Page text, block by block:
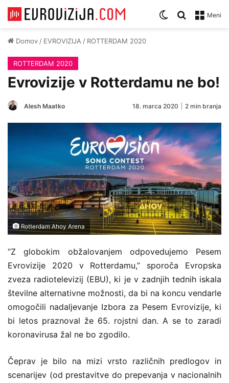
Meni
Iskanje za
Zamenjaj temo
Domov / EVROVIZIJA / ROTTERDAM 2020
ROTTERDAM 2020
Evrovizije v Rotterdamu ne bo!
Alesh Maatko 18. marca 2020 2 min branja
Rotterdam Ahoy Arena
“Z globokim obžalovanjem odpovedujemo Pesem
Evrovizije 2020 v Rotterdamu,” sporoča Evropska
zveza radiotelevizij (EBU), ki je v zadnjih tednih iskala
številne alternativne možnosti, da bi na koncu vendarle
omogočili nadaljevanje Izbora za Pesem Evrovizije, ki
bi letos praznoval že 65. rojstni dan. A se to zaradi
koronavirusa žal ne bo zgodilo.
Čeprav je bilo na mizi vrsto različnih predlogov in
scenarijev (od prestavitve do prepevanja v nacionalnih